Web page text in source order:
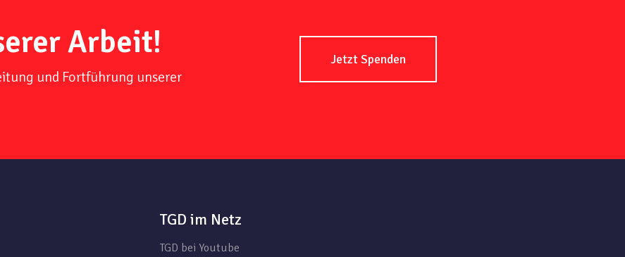
Arbeit!
und Fortführung unserer
Jetzt Spenden
TGD im Netz
TGD bei Youtube